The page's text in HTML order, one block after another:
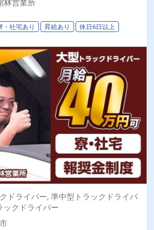
林営業所
・社宅あり 昇給あり 休日6日以上
ドライバー, 準中型トラックドライバ
ックドライバー